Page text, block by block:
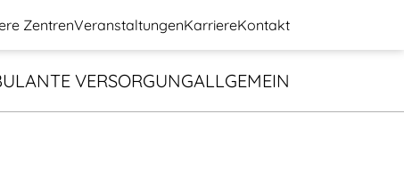
ZentrenVeranstaltungenKarriereKontakt
VERSORGUNGALLGEMEIN